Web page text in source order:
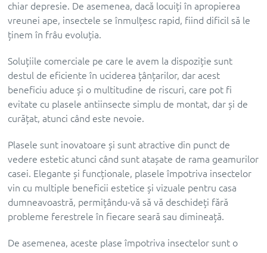
chiar depresie. De asemenea, dacă locuiți în apropierea
vreunei ape, insectele se înmulțesc rapid, fiind dificil să le
ținem în frâu evoluția.
Soluțiile comerciale pe care le avem la dispoziție sunt
destul de eficiente în uciderea țânțarilor, dar acest
beneficiu aduce și o multitudine de riscuri, care pot fi
evitate cu plasele antiinsecte simplu de montat, dar și de
curățat, atunci când este nevoie.
Plasele sunt inovatoare și sunt atractive din punct de
vedere estetic atunci când sunt atașate de rama geamurilor
casei. Elegante și funcționale, plasele împotriva insectelor
vin cu multiple beneficii estetice și vizuale pentru casa
dumneavoastră, permițându-vă să vă deschideți fără
probleme ferestrele în fiecare seară sau dimineață.
De asemenea, aceste plase împotriva insectelor sunt o